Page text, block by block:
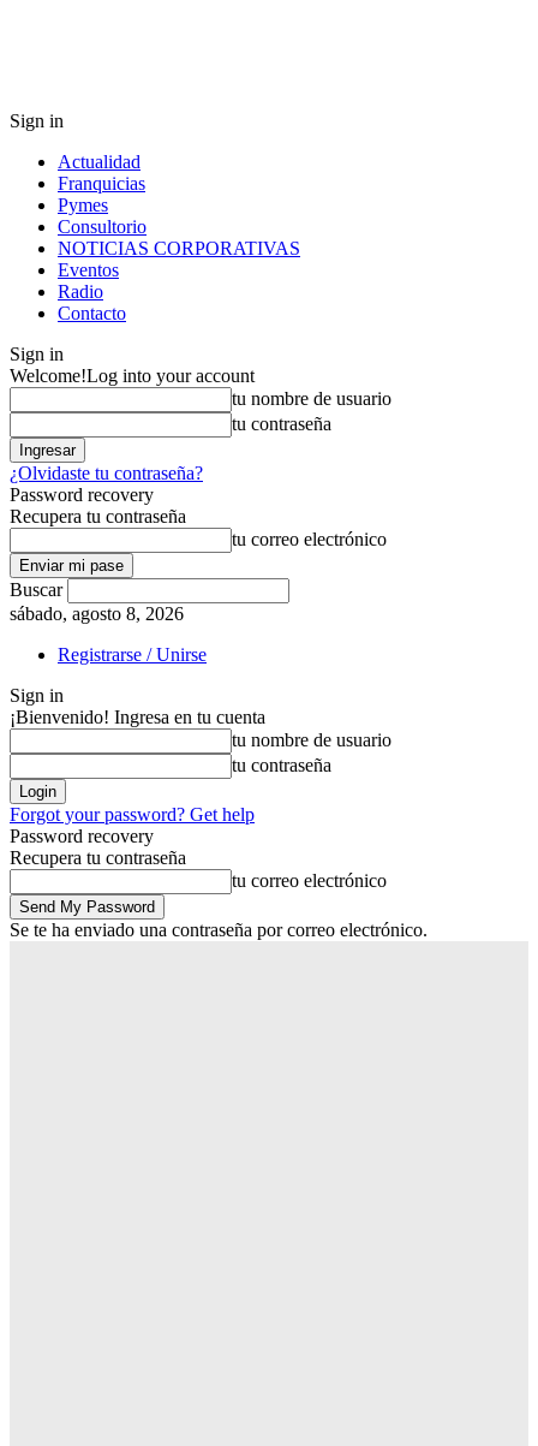
Sign in
Actualidad
Franquicias
Pymes
Consultorio
NOTICIAS CORPORATIVAS
Eventos
Radio
Contacto
Sign in
Welcome!Log into your account
tu nombre de usuario
tu contraseña
¿Olvidaste tu contraseña?
Password recovery
Recupera tu contraseña
tu correo electrónico
Buscar
sábado, agosto 8, 2026
Registrarse / Unirse
Sign in
¡Bienvenido! Ingresa en tu cuenta
tu nombre de usuario
tu contraseña
Forgot your password? Get help
Password recovery
Recupera tu contraseña
tu correo electrónico
Se te ha enviado una contraseña por correo electrónico.